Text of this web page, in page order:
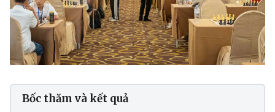
Bốc thăm và kết quả